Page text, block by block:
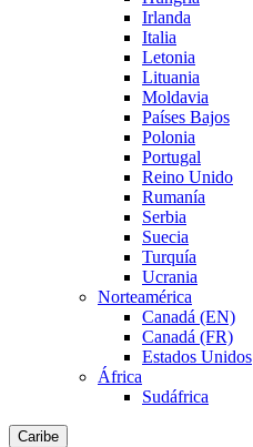
Irlanda
Italia
Letonia
Lituania
Moldavia
Países Bajos
Polonia
Portugal
Reino Unido
Rumanía
Serbia
Suecia
Turquía
Ucrania
Norteamérica
Canadá (EN)
Canadá (FR)
Estados Unidos
África
Sudáfrica
Caribe